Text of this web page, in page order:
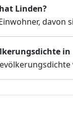
Linden?
davon
in